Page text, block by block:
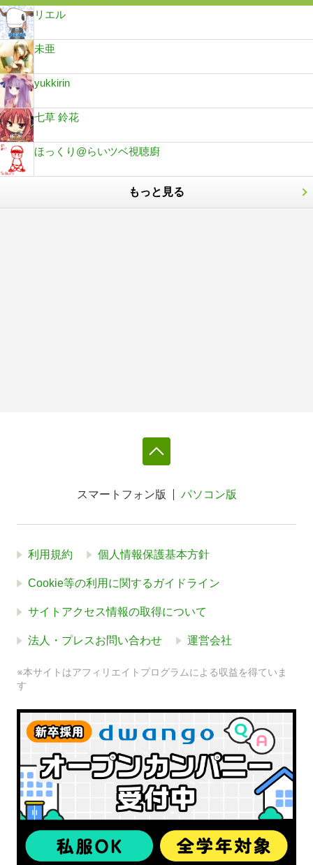
リエル
未亜
yukkirin
七草 鈴花
ほっくり@らいツベ視聴廚
もっと見る
スマートフォン版 パソコン版
利用規約 個人情報保護基本方針
Cookie等の利用に関するガイドライン
サイトアクセス情報の取得について
法人・プレスお問い合わせ 運営会社
※本サイトはアフィリエイトプログラムによる収益を得ていま
す